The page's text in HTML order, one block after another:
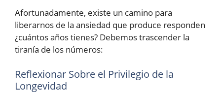
Afortunadamente, existe un camino para
liberarnos de la ansiedad que produce responden
¿cuántos años tienes? Debemos trascender la
tiranía de los números:
Reflexionar Sobre el Privilegio de la
Longevidad